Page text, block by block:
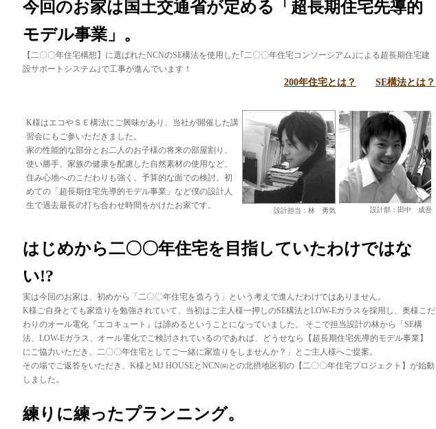
今回のお家は国土交通省が定める「超長期住宅先導的
モデル事業」。
【二〇〇年住宅構想】に選ばれたNCNのSE構法を使用した｢二〇〇年住宅コンソーシアム｣による超長期住宅建
設サポートシステム｣で工事が進んでいます！
200年住宅とは？ SE構法とは？
K様はエコやＳＥ構法にご興味があり、当社が開催した講
習会にもご参いただきました。
家の性能的な部分とお二人のお子様の将来の部屋割り、
使い勝手、家族の健康を配慮した自然素材の使用など、
住み心地へのこだわりも強く、予算的な面での検討、初
めての「超長期住宅先導的モデル事業」など僕の設計人
生で過去最長の打ち合わせ時間をかけたお家です。
設計担当：林 勇気 設計部：田中 成吾
はじめから二〇〇年住宅を目指していたわけではな
い!?
実は今回のお家は、初めから「二〇〇年住宅を造ろう」という考えで進んだわけではありません。
K様ご自身とても家造りを勉強されていて、当初はご主人様一押しのSE構法とLOW-Eガラスを採用し、奥様こだ
わりのオール電化『エコキュート』は諦めるということになっていました。 そこで担当設計の林から「SE構
法、LOW-Eガラス、オール電化でご検討されているのであれば、どうせなら【超長期住宅先導的モデル事業】
にご協力いただき、二〇〇年住宅としてご一緒に家造りをしませんか？」とご主人様へご提案。
その場でご返答をいただき、K様とMJ HOUSEとNCN㈱との北摂地区初の【二〇〇年住宅プロジェクト】が始動
しました。
練りに練ったプランニング。